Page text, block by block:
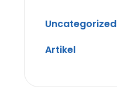
Uncategorized
Artikel